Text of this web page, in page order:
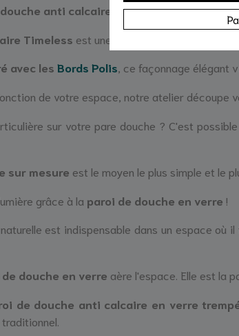
anti calcaire
est garantie 10 ans
Timeless est une marque du fabricant
avec les Bords Polis , ce façonnage élégant
de votre espace, notre atelier découpe
sur votre pare douche ? C'est
sur mesure est le moyen le plus simple et le
grâce à la paroi de douche en verre !
est indispensable dans un espace où
douche en verre aère l'espace. Elle est la
de douche anti calcaire en verre